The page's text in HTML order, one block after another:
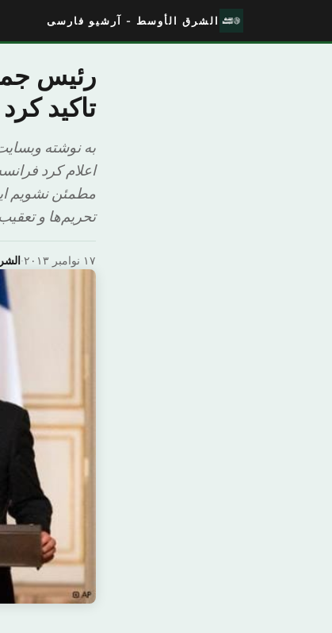
الشرق الأوسط - آرشیو فارسی
رئیس
تاکید کرد
به نوشته
اعلام کرد
مطمئن نشویم
تحریم‌ها و
· ۱۷ نوامبر ۲۰۱۳